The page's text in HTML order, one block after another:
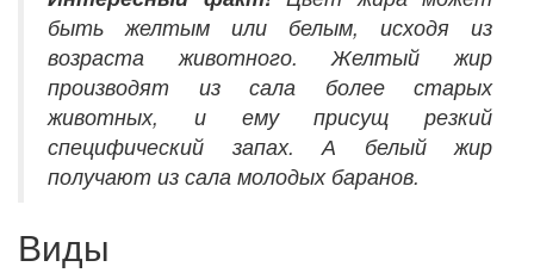
быть желтым или белым, исходя из
возраста животного. Желтый жир
производят из сала более старых
животных, и ему присущ резкий
специфический запах. А белый жир
получают из сала молодых баранов.
Виды